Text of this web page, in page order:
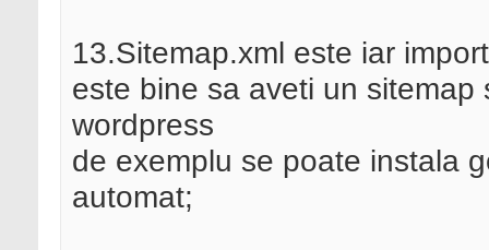
13.Sitemap.xml este iar
este bine sa aveti un
wordpress
de exemplu se poate instala
automat;